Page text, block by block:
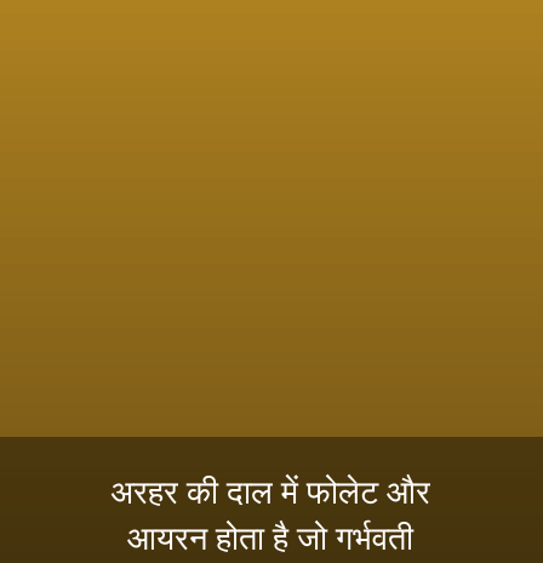
अरहर की दाल में फोलेट और
आयरन होता है जो गर्भवती